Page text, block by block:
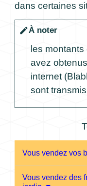
dans certaines
editÀ noter
les
avez
internet
sont
Vous vendez vos
Vous vendez des